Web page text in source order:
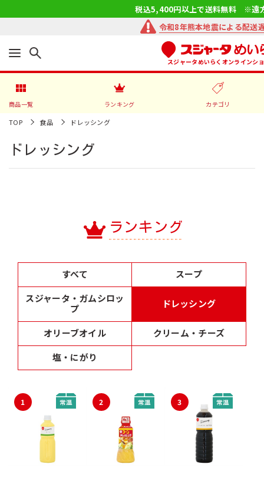
税込5,400円以上で送料無料 ※遠
令和8年熊本地震による配送
スジャータめいらくオンラインシ
商品一覧 ランキング カテゴリ
TOP 食品 ドレッシング
ドレッシング
ランキング
すべて
スープ
スジャータ・ガムシロッ
プ
ドレッシング
オリーブオイル
クリーム・チーズ
塩・にがり
1 2 3